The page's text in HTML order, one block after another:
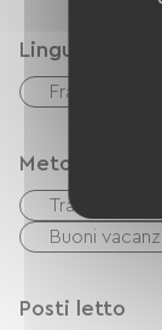
il paese e
Lingue
Français
Metodi di
Trasferimento
Buoni
Posti letto